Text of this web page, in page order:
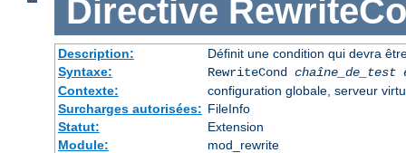
Directive
Description:
Définit une condition qui devra
Syntaxe:
RewriteCond chaîne_de_test
Contexte:
configuration globale, serveur
Surcharges autorisées: FileInfo
Statut:
Extension
Module:
mod_rewrite